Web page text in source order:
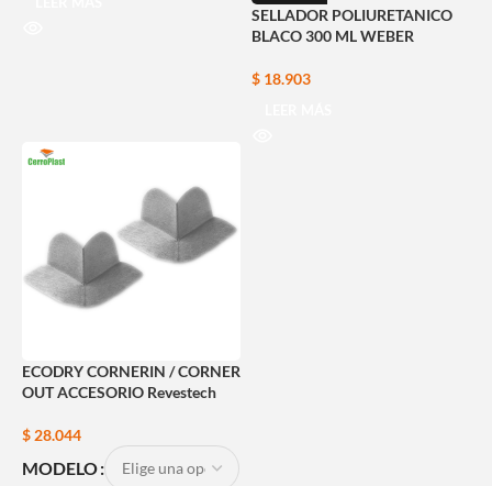
SELLADOR POLIURETANICO
BLACO 300 ML WEBER
$18.903
ECODRY CORNERIN / CORNER
OUT ACCESORIO Revestech
$ 28.044
MODELO